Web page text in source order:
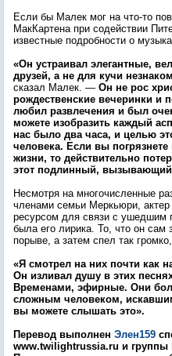
Если бы Малек мог на что-то
МакКартена при содействии
известные подробности о
«Он устраивал элегантные,
друзей, а не для кучи
сказал Малек. — Он не рос
рождественские вечеринки и
любил развлечения и был
можете изобразить каждый
нас было два часа, и целью
человека. Если вы
жизни, то действительно
этот подлинный,
Несмотря на многочисленные
членами семьи Меркьюри,
ресурсом для связи с ушедшим
была его лирика. То, что он сам
порыве, а затем спел так
«Я смотрел на них почти как
Он изливал душу в этих
Временами, эфирные. Они
сложным человеком,
вы можете слышать это».
Перевод выполнен Элен159
www.twilightrussia.ru и группы